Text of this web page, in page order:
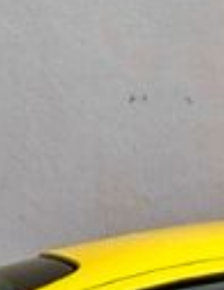
system i Sverige
spelupplevelsen